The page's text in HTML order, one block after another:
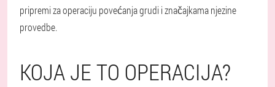
pripremi za operaciju povećanja grudi i značajkama njezine
provedbe.
KOJA JE TO OPERACIJA?